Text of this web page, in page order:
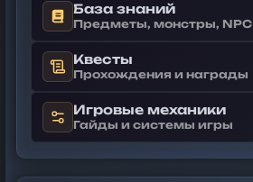
База знаний
Предметы, монстры, NPC
Квесты
Прохождения и награды
Игровые механики
Гайды и системы игры